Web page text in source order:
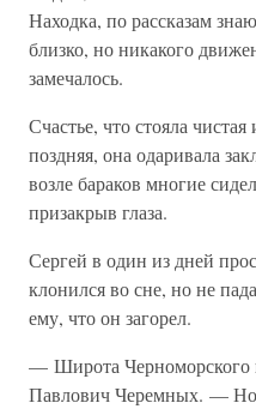
Находка, по рассказам
близко, но никакого
замечалось.
Счастье, что стояла
поздняя, она одаривала
возле бараков многие
призакрыв глаза.
Сергей в один из дней
клонился во сне, но не
ему, что он загорел.
— Широта Черноморского
Павлович Черемных. — Но